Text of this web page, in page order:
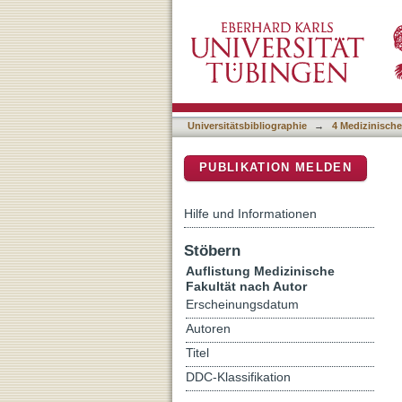
Universitätsbibliographie → 4
PUBLIKATION MELDEN
Hilfe und Informationen
Stöbern
Auflistung Medizinische
Fakultät nach Autor
Erscheinungsdatum
Autoren
Titel
DDC-Klassifikation